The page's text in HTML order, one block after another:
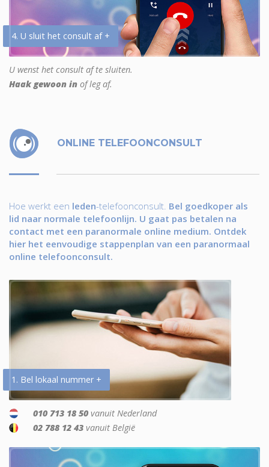
4. U sluit het consult af +
U wenst het consult af te sluiten.
Haak gewoon in of leg af.
ONLINE TELEFOONCONSULT
Hoe werkt een leden-telefoonconsult. Bel goedkoper als
lid naar normale telefoonlijn. U gaat pas betalen na
contact met een paranormale online medium. Ontdek
hier het eenvoudige stappenplan van een paranormaal
online telefoonconsult.
1. Bel lokaal nummer +
010 713 18 50 vanuit Nederland
02 788 12 43 vanuit België